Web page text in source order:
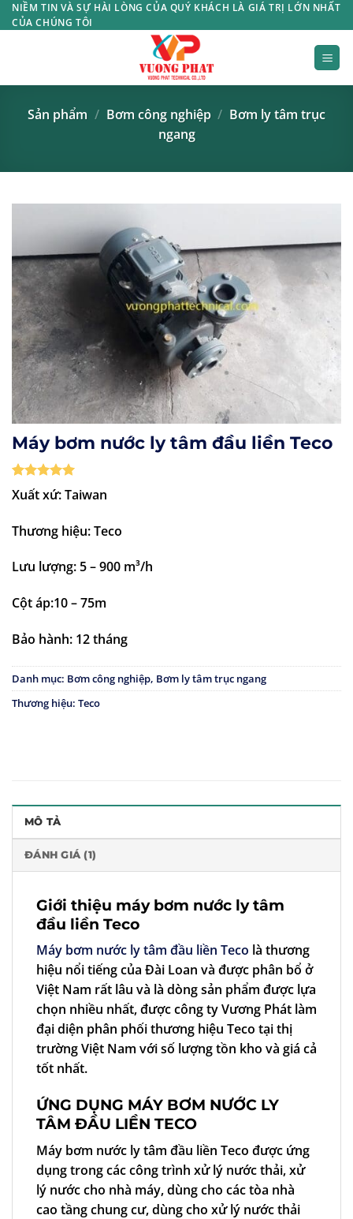
Bỏ
qua
NIỀM TIN VÀ SỰ HÀI LÒNG CỦA QUÝ KHÁCH LÀ GIÁ TRỊ LỚN NHẤT
CỦA CHÚNG TÔI
Sản phẩm / Bơm công nghiệp / Bơm ly tâm trục
ngang
Máy bơm nước ly tâm đầu liền Teco
5trên 5
dựa trên
1
Xuất xứ: Taiwan
Thương hiệu: Teco
Lưu lượng: 5 – 900 m³/h
Cột áp:10 – 75m
Bảo hành: 12 tháng
Danh mục: Bơm công nghiệp, Bơm ly tâm trục ngang
Thương hiệu: Teco
MÔ TẢ
ĐÁNH GIÁ (1)
Giới thiệu máy bơm nước ly tâm
đầu liền Teco
Máy bơm nước ly tâm đầu liền Teco là thương
hiệu nổi tiếng của Đài Loan và được phân bổ ở
Việt Nam rất lâu và là dòng sản phẩm được lựa
chọn nhiều nhất, được công ty Vương Phát làm
đại diện phân phối thương hiệu Teco tại thị
trường Việt Nam với số lượng tồn kho và giá cả
tốt nhất.
ỨNG DỤNG MÁY BƠM NƯỚC LY
TÂM ĐẦU LIỀN TECO
Máy bơm nước ly tâm đầu liền Teco được ứng
dụng trong các công trình xử lý nước thải, xử
lý nước cho nhà máy, dùng cho các tòa nhà
cao tầng chung cư, dùng cho xử lý nước thải